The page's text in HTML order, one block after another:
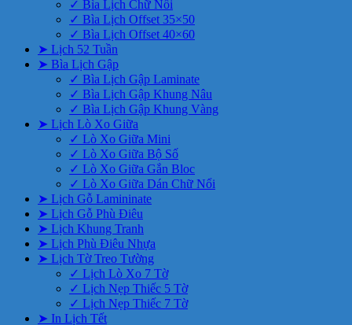
✓ Bìa Lịch Chữ Nổi
✓ Bìa Lịch Offset 35×50
✓ Bìa Lịch Offset 40×60
➤ Lịch 52 Tuần
➤ Bìa Lịch Gập
✓ Bìa Lịch Gập Laminate
✓ Bìa Lịch Gập Khung Nâu
✓ Bìa Lịch Gập Khung Vàng
➤ Lịch Lò Xo Giữa
✓ Lò Xo Giữa Mini
✓ Lò Xo Giữa Bộ Số
✓ Lò Xo Giữa Gắn Bloc
✓ Lò Xo Giữa Dán Chữ Nổi
➤ Lịch Gỗ Lamininate
➤ Lịch Gỗ Phù Điêu
➤ Lịch Khung Tranh
➤ Lịch Phù Điêu Nhựa
➤ Lịch Tờ Treo Tường
✓ Lịch Lò Xo 7 Tờ
✓ Lịch Nẹp Thiếc 5 Tờ
✓ Lịch Nẹp Thiếc 7 Tờ
➤ In Lịch Tết